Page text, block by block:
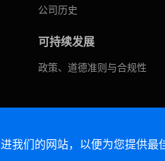
公司历史
可持续发展
政策、道德准则与合规性
我们的网站，以便为您提供